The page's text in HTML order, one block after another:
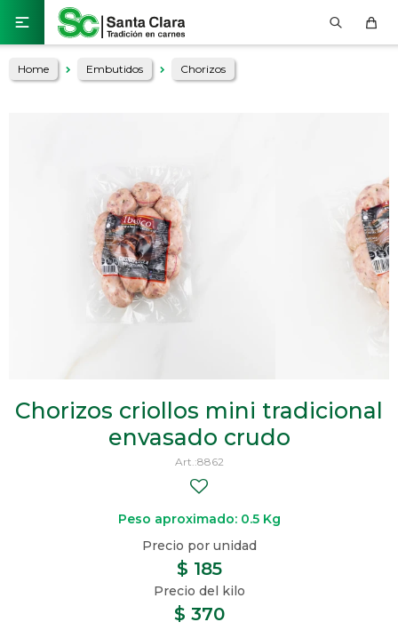

Home Embutidos Chorizos
Chorizos criollos mini tradicional
envasado crudo
8862
Peso aproximado: 0.5 Kg
$ 370
$ 185